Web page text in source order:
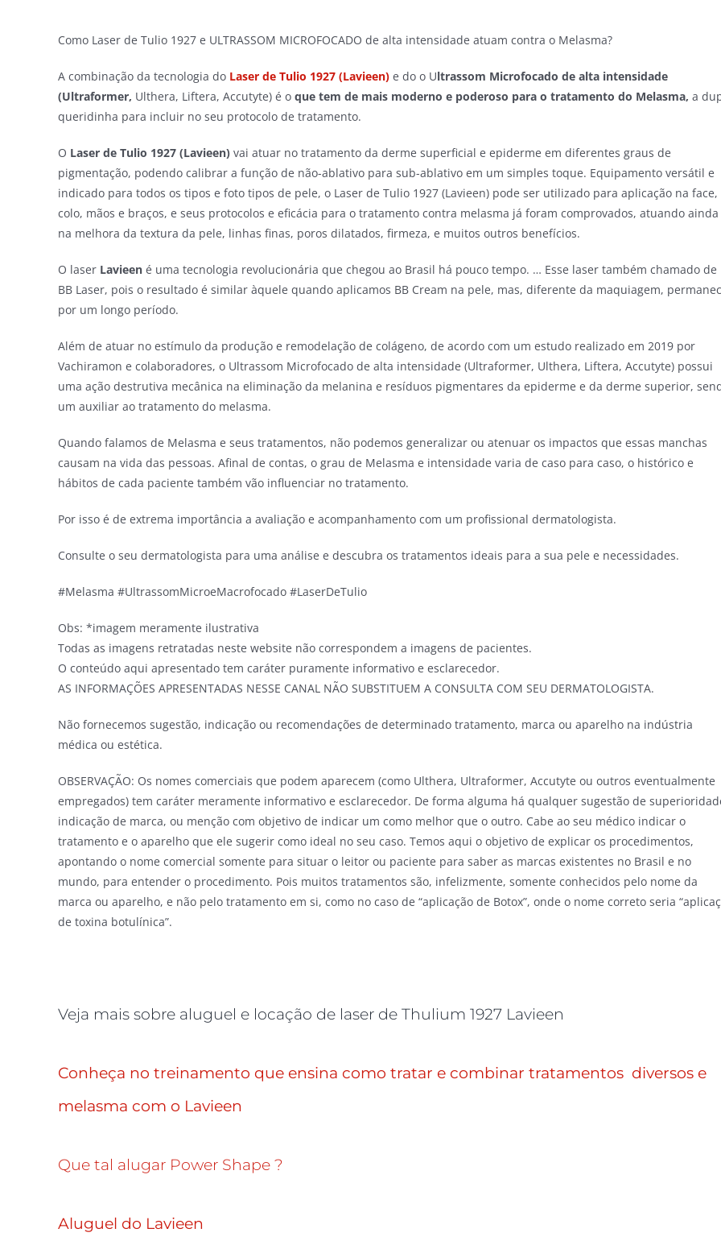
Como Laser de Tulio 1927 e ULTRASSOM MICROFOCADO de alta intensidade atuam contra o Melasma?
A combinação da tecnologia do Laser de Tulio 1927 (Lavieen) e do o Ultrassom Microfocado de alta intensidade
(Ultraformer, Ulthera, Liftera, Accutyte) é o que tem de mais moderno e poderoso para o tratamento do Melasma, a
queridinha para incluir no seu protocolo de tratamento.
O Laser de Tulio 1927 (Lavieen) vai atuar no tratamento da derme superficial e epiderme em diferentes graus de
pigmentação, podendo calibrar a função de não-ablativo para sub-ablativo em um simples toque. Equipamento versátil e
indicado para todos os tipos e foto tipos de pele, o Laser de Tulio 1927 (Lavieen) pode ser utilizado para aplicação na face,
colo, mãos e braços, e seus protocolos e eficácia para o tratamento contra melasma já foram comprovados, atuando ainda
na melhora da textura da pele, linhas finas, poros dilatados, firmeza, e muitos outros benefícios.
O laser Lavieen é uma tecnologia revolucionária que chegou ao Brasil há pouco tempo. … Esse laser também chamado de
BB Laser, pois o resultado é similar àquele quando aplicamos BB Cream na pele, mas, diferente da maquiagem,
por um longo período.
Além de atuar no estímulo da produção e remodelação de colágeno, de acordo com um estudo realizado em 2019 por
Vachiramon e colaboradores, o Ultrassom Microfocado de alta intensidade (Ultraformer, Ulthera, Liftera, Accutyte) possui
uma ação destrutiva mecânica na eliminação da melanina e resíduos pigmentares da epiderme e da derme superior,
um auxiliar ao tratamento do melasma.
Quando falamos de Melasma e seus tratamentos, não podemos generalizar ou atenuar os impactos que essas manchas
causam na vida das pessoas. Afinal de contas, o grau de Melasma e intensidade varia de caso para caso, o histórico e
hábitos de cada paciente também vão influenciar no tratamento.
Por isso é de extrema importância a avaliação e acompanhamento com um profissional dermatologista.
Consulte o seu dermatologista para uma análise e descubra os tratamentos ideais para a sua pele e necessidades.
#Melasma #UltrassomMicroeMacrofocado #LaserDeTulio
Obs: *imagem meramente ilustrativa
Todas as imagens retratadas neste website não correspondem a imagens de pacientes.
O conteúdo aqui apresentado tem caráter puramente informativo e esclarecedor.
AS INFORMAÇÕES APRESENTADAS NESSE CANAL NÃO SUBSTITUEM A CONSULTA COM SEU DERMATOLOGISTA.
Não fornecemos sugestão, indicação ou recomendações de determinado tratamento, marca ou aparelho na indústria
médica ou estética.
OBSERVAÇÃO: Os nomes comerciais que podem aparecem (como Ulthera, Ultraformer, Accutyte ou outros eventualmente
empregados) tem caráter meramente informativo e esclarecedor. De forma alguma há qualquer sugestão de
indicação de marca, ou menção com objetivo de indicar um como melhor que o outro. Cabe ao seu médico indicar o
tratamento e o aparelho que ele sugerir como ideal no seu caso. Temos aqui o objetivo de explicar os procedimentos,
apontando o nome comercial somente para situar o leitor ou paciente para saber as marcas existentes no Brasil e no
mundo, para entender o procedimento. Pois muitos tratamentos são, infelizmente, somente conhecidos pelo nome da
marca ou aparelho, e não pelo tratamento em si, como no caso de “aplicação de Botox”, onde o nome correto seria
de toxina botulínica”.
Veja mais sobre aluguel e locação de laser de Thulium 1927 Lavieen
Conheça no treinamento que ensina como tratar e combinar tratamentos diversos e
melasma com o Lavieen
Que tal alugar Power Shape ?
Aluguel do Lavieen